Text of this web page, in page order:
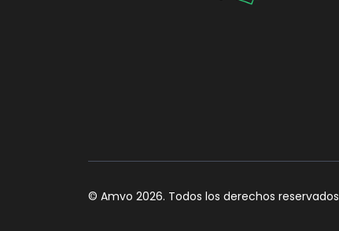
© Amvo 2026. Todos los derechos reservados